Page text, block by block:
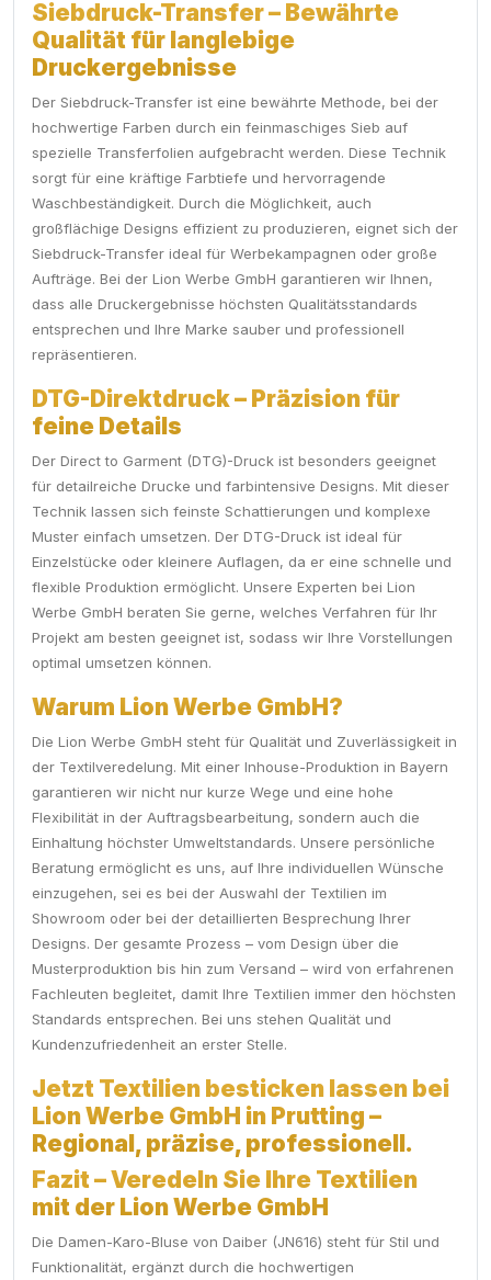
Siebdruck-Transfer – Bewährte
Qualität für langlebige
Druckergebnisse
Der Siebdruck-Transfer ist eine bewährte Methode, bei der
hochwertige Farben durch ein feinmaschiges Sieb auf
spezielle Transferfolien aufgebracht werden. Diese Technik
sorgt für eine kräftige Farbtiefe und hervorragende
Waschbeständigkeit. Durch die Möglichkeit, auch
großflächige Designs effizient zu produzieren, eignet sich der
Siebdruck-Transfer ideal für Werbekampagnen oder große
Aufträge. Bei der Lion Werbe GmbH garantieren wir Ihnen,
dass alle Druckergebnisse höchsten Qualitätsstandards
entsprechen und Ihre Marke sauber und professionell
repräsentieren.
DTG-Direktdruck – Präzision für
feine Details
Der Direct to Garment (DTG)-Druck ist besonders geeignet
für detailreiche Drucke und farbintensive Designs. Mit dieser
Technik lassen sich feinste Schattierungen und komplexe
Muster einfach umsetzen. Der DTG-Druck ist ideal für
Einzelstücke oder kleinere Auflagen, da er eine schnelle und
flexible Produktion ermöglicht. Unsere Experten bei Lion
Werbe GmbH beraten Sie gerne, welches Verfahren für Ihr
Projekt am besten geeignet ist, sodass wir Ihre Vorstellungen
optimal umsetzen können.
Warum Lion Werbe GmbH?
Die Lion Werbe GmbH steht für Qualität und Zuverlässigkeit in
der Textilveredelung. Mit einer Inhouse-Produktion in Bayern
garantieren wir nicht nur kurze Wege und eine hohe
Flexibilität in der Auftragsbearbeitung, sondern auch die
Einhaltung höchster Umweltstandards. Unsere persönliche
Beratung ermöglicht es uns, auf Ihre individuellen Wünsche
einzugehen, sei es bei der Auswahl der Textilien im
Showroom oder bei der detaillierten Besprechung Ihrer
Designs. Der gesamte Prozess – vom Design über die
Musterproduktion bis hin zum Versand – wird von erfahrenen
Fachleuten begleitet, damit Ihre Textilien immer den höchsten
Standards entsprechen. Bei uns stehen Qualität und
Kundenzufriedenheit an erster Stelle.
Jetzt Textilien besticken lassen bei
Lion Werbe GmbH in Prutting –
Regional, präzise, professionell.
Fazit – Veredeln Sie Ihre Textilien
mit der Lion Werbe GmbH
Die Damen-Karo-Bluse von Daiber (JN616) steht für Stil und
Funktionalität, ergänzt durch die hochwertigen